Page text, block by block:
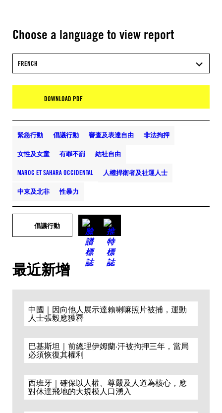
Choose a language to view report
FRENCH
DOWNLOAD PDF
緊急行動 倡議行動 審查及表達自由 非法拘押
女性及女童 有罪不罰 結社自由
MAROC ET SAHARA OCCIDENTAL 人權捍衛者及社運人士
中東及北非 性暴力
倡議行動
最近新增
中國｜因向他人展示達賴喇嘛照片被捕，運動
人士張毅應獲釋
巴基斯坦｜前總理伊姆蘭·汗被拘押三年，當局
必須恢復其權利
西班牙｜確保以人權、尊嚴及人道為核心，應
對休達飛地的大規模人口湧入